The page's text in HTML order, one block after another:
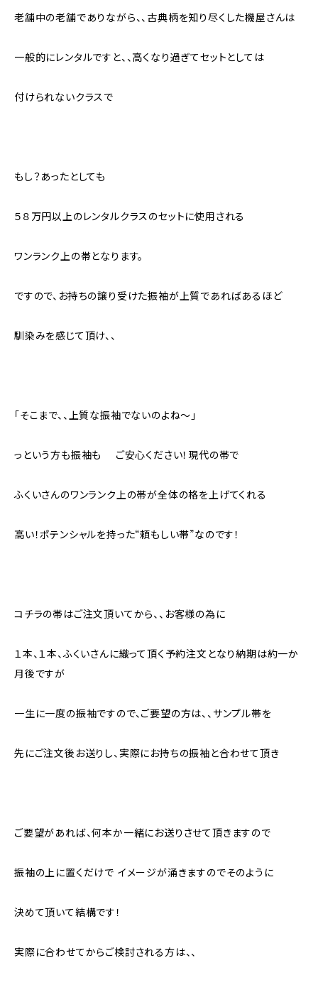
老舗中の老舗でありながら、、古典柄を知り尽くした機屋さんは
一般的にレンタルですと、、高くなり過ぎてセットとしては
付けられないクラスで
もし？あったとしても
５８万円以上のレンタルクラスのセットに使用される
ワンランク上の帯となります。
ですので、お持ちの譲り受けた振袖が上質であればあるほど
馴染みを感じて頂け、、
「そこまで、、上質な振袖でないのよね〜」
っという方も振袖も ご安心ください！現代の帯で
ふくいさんのワンランク上の帯が全体の格を上げてくれる
高い！ポテンシャルを持った“頼もしい帯”なのです！
コチラの帯はご注文頂いてから、、お客様の為に
１本、１本、ふくいさんに織って頂く予約注文となり納期は約一か
月後ですが
一生に一度の振袖ですので、ご要望の方は、、サンプル帯を
先にご注文後お送りし、実際にお持ちの振袖と合わせて頂き
ご要望があれば、何本か一緒にお送りさせて頂きますので
振袖の上に置くだけで イメージが涌きますのでそのように
決めて頂いて結構です！
実際に合わせてからご検討される方は、、